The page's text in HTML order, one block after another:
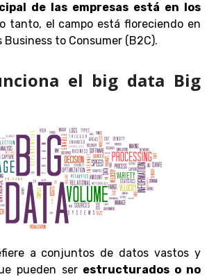
de las empresas está en los
tanto, el campo está floreciendo en
Business to Consumer (B2C).
el big data Big
a conjuntos de datos vastos y
pueden ser estructurados o no